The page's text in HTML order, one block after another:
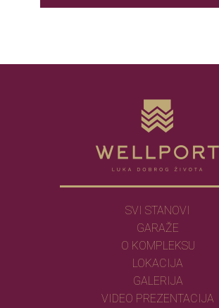
SVI STANOVI
GARAŽE
O KOMPLEKSU
LOKACIJA
GALERIJA
VIDEO PREZENTACIJA